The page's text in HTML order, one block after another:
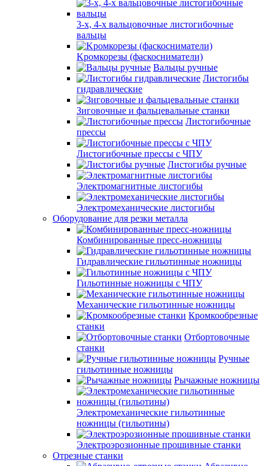
3-х, 4-х вальцовочные листогибочные
вальцы
Kромкорезы (фаскосниматели)
Вальцы ручные
Листогибы
гидравлические
Зиговочные и фальцевальные станки
Листогибочные
прессы
Листогибочные прессы с ЧПУ
Листогибы ручные
Электромагнитные листогибы
Электромеханические листогибы
Оборудование для резки металла
Комбинированные пресс-ножницы
Гидравлические гильотинные ножницы
Гильотинные ножницы с ЧПУ
Механические гильотинные ножницы
Кромкообрезные
станки
Отбортовочные
станки
Ручные
гильотинные ножницы
Рычажные ножницы
Электромеханические гильотинные
ножницы (гильотины)
Электроэрозионные прошивные станки
Отрезные станки